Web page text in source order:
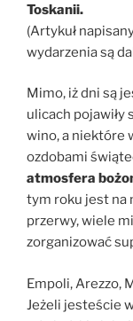
Toskanii.
(Artykuł
wydarzenia są
Mimo, iż dni są
ulicach pojawiły
wino, a niektóre
ozdobami
atmosfera
tym roku jest na
przerwy, wiele
zorganizować
Empoli, Arezzo,
Jeżeli jesteście